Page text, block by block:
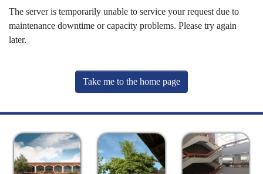
The server is temporarily unable to service your request due to
maintenance downtime or capacity problems. Please try again
later.
Take me to the home page